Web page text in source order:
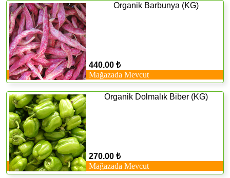
Organik Barbunya (KG)
440.00 ₺
Mağazada Mevcut
Organik Dolmalık Biber (KG)
270.00 ₺
Mağazada Mevcut